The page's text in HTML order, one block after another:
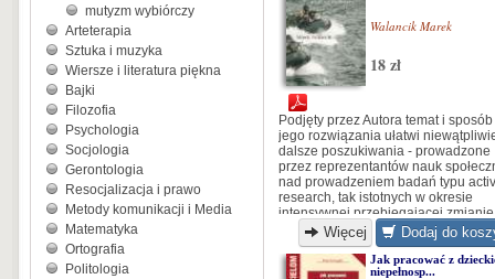
mutyzm wybiórczy
Arteterapia
Sztuka i muzyka
Wiersze i literatura piękna
Bajki
Filozofia
Psychologia
Socjologia
Gerontologia
Resocjalizacja i prawo
Metody komunikacji i Media
Matematyka
Ortografia
Politologia
Walancik Marek
18 zł
Podjęty przez Autora temat i sposób
jego rozwiązania ułatwi
dalsze poszukiwania - prowadzone
przez reprezentantów nauk
nad prowadzeniem badań typu activ
research, tak istotnych w okresie
intensywnej przebiegającej zmianie
społecznej...
Więcej Dodaj do
Jak pracować z
niepełnosp...